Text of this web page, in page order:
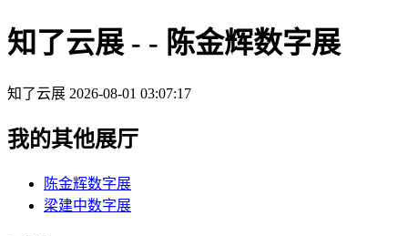
知了云展 - - 陈金辉数字展
知了云展 2026-08-01 03:07:17
我的其他展厅
陈金辉数字展
梁建中数字展